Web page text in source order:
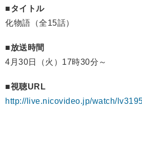
■タイトル
化物語（全15話）
■放送時間
4月30日（火）17時30分～
■視聴URL
http://live.nicovideo.jp/watch/